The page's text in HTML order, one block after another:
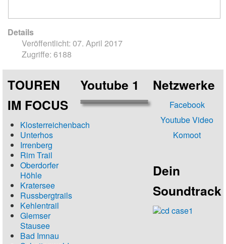
Details
Veröffentlicht: 07. April 2017
Zugriffe: 6188
TOUREN
IM FOCUS
Klosterreichenbach
Unterhos
Irrenberg
Rim Trail
Oberdorfer
Höhle
Kratersee
Russbergtrails
Kehlentrail
Glemser
Stausee
Bad Imnau
Youtube 1 Netzwerke
Facebook
Youtube Video
Komoot
Dein
Soundtrack